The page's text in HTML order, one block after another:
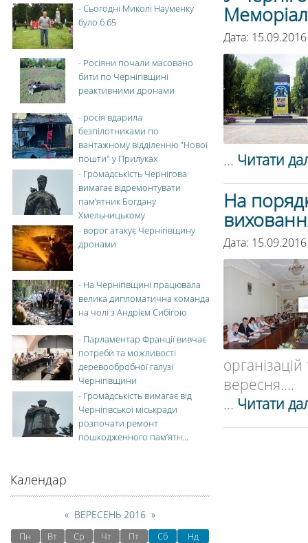
Дата:
... Читати
На
Дата:
вересня....
... Читати
-Сьогодні Миколі Науменку
було б 65
- Росіяни почали масовано
бити по Чернігівщині
реактивними дронами
- росія вдарила
безпілотниками по
вантажному відділенню "Нової
пошти" у Прилуках
- Громадськість Чернігова
вимагає відремонтувати
пам’ятник Богдану
Хмельницькому
- ворог атакує Чернігівщину
дронами
- На Чернігівщині працювала
велика дипломатична команда
на чолі з Андрієм Сибігою
- Парламентар Франції вивчає
потреби та можливості
деревообробної галузі
Чернігівщини
- Громадськість вимагає від
Чернігівської міськради
розпочати ремонт
пошкодженного пам’ятн...
Календар
« ВЕРЕСЕНЬ 2016 »
Пн Вт Ср Чт Пт Сб
Нд